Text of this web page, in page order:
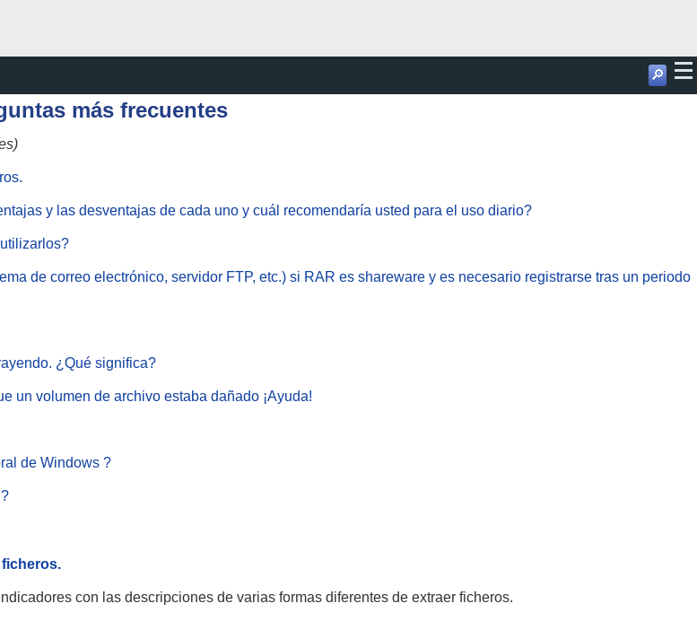
🔎
más frecuentes
y las desventajas de cada uno y cuál recomendaría usted para el uso diario?
de correo electrónico, servidor FTP, etc.) si RAR es shareware y es necesario registrarse tras un periodo
¿Qué significa?
un volumen de archivo estaba dañado ¡Ayuda!
de Windows ?
con las descripciones de varias formas diferentes de extraer ficheros.